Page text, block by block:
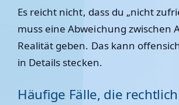
Es reicht nicht, dass du „nicht
muss eine Abweichung zwischen
Realität geben. Das kann
in Details stecken.
Häufige Fälle, die